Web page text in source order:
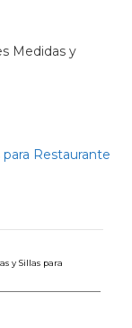
Medidas y
Restaurante
y Sillas para